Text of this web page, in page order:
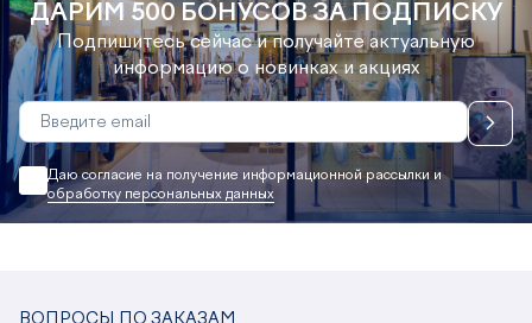
ДАРИМ 500 БОНУСОВ ЗА ПОДПИСКУ
Подпишитесь сейчас и получайте актуальную
информацию о новинках и акциях
Даю согласие на получение информационной рассылки и
обработку персональных данных
ВОПРОСЫ ПО ЗАКАЗАМ